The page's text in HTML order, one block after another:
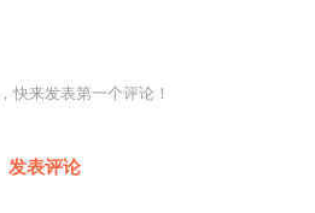
快来发表第一个评论！
发表评论